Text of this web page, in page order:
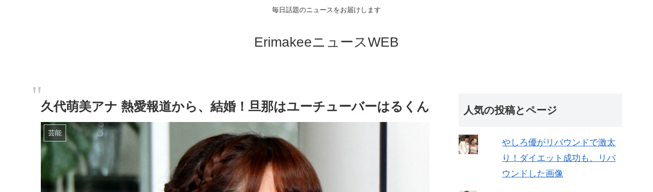
毎日話題のニュースをお届けします
ErimakeeニュースWEB
久代萌美アナ 熱愛報道から、結婚！旦那はユーチューバーはるくん
芸能
人気の投稿とページ
やしろ優がリバウンドで激太
り！ダイエット成功も、リバ
ウンドした画像